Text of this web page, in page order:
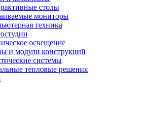
столы
мониторы
техника
освещение
и модули конструкций
системы
тепловые решения